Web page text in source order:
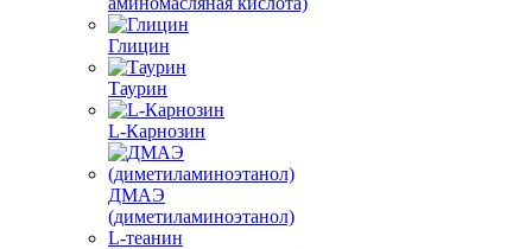
Глицин
Таурин
L-Карнозин
ДМАЭ
(диметиламиноэтанол)
L-теанин